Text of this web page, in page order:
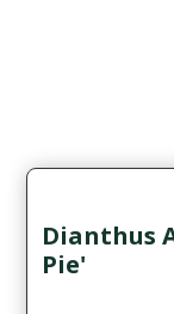
Dianthus
Pie'